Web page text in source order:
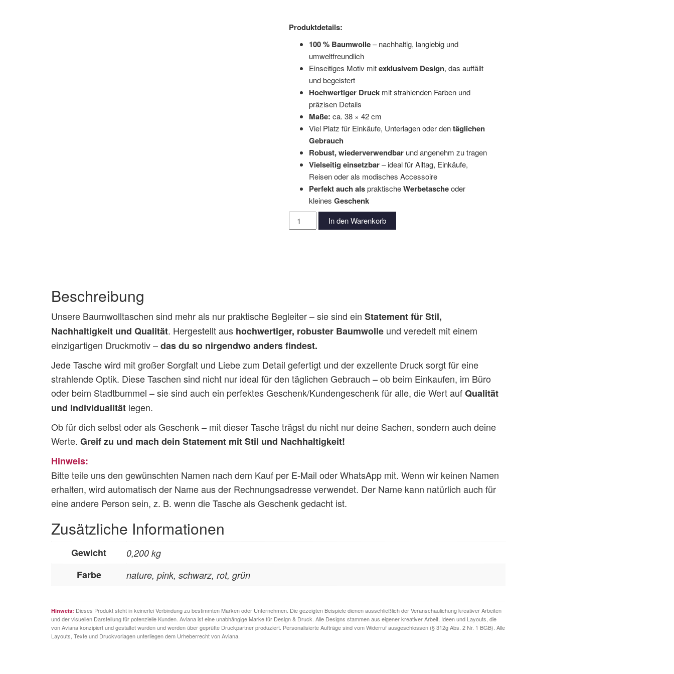
Produktdetails:
100 % Baumwolle– nachhaltig, langlebig und
umweltfreundlich
Einseitiges Motiv mitexklusivem Design, das auffällt
und begeistert
Hochwertiger Druck mit strahlenden Farben und
präzisen Details
Maße: ca. 38 × 42 cm
Viel Platz für Einkäufe, Unterlagen oder dentäglichen
Gebrauch
Robust, wiederverwendbar und angenehm zu tragen
Vielseitig einsetzbar– ideal für Alltag, Einkäufe,
Reisen oder als modisches Accessoire
Perfektauch alspraktischeWerbetascheoder
kleinesGeschenk
Baumwolltasche
personalisiert
In den Warenkorb
Beschreibung
Unsere Baumwolltaschen sind mehr als nur praktische Begleiter – sie sind ein Statement für Stil,
Nachhaltigkeit und Qualität. Hergestellt aus hochwertiger, robuster Baumwolle und veredelt mit einem
einzigartigen Druckmotiv –das du so nirgendwo anders findest.
Jede Tasche wird mit großer Sorgfalt und Liebe zum Detail gefertigt und der exzellente Druck sorgt für eine
strahlende Optik. Diese Taschen sind nicht nur ideal für den täglichen Gebrauch – ob beim Einkaufen, im Büro
oder beim Stadtbummel – sie sind auch ein perfektes Geschenk/Kundengeschenk für alle, die Wert aufQualität
und Individualität legen.
Ob für dich selbst oder als Geschenk – mit dieser Tasche trägst du nicht nur deine Sachen, sondern auch deine
Werte. Greif zu und mach dein Statement mit Stil und Nachhaltigkeit!
Hinweis:
Bitte teile uns den gewünschten Namen nach dem Kauf per E-Mail oder WhatsApp mit. Wenn wir keinen Namen
erhalten, wird automatisch der Name aus der Rechnungsadresse verwendet. Der Name kann natürlich auch für
eine andere Person sein, z. B. wenn die Tasche als Geschenk gedacht ist.
Zusätzliche Informationen
Gewicht 0,200 kg
Farbe nature, pink, schwarz, rot, grün
Hinweis: Dieses Produkt steht in keinerlei Verbindung zu bestimmten Marken oder Unternehmen. Die gezeigten Beispiele dienen ausschließlich der Veranschaulichung kreativer Arbeiten
und der visuellen Darstellung für potenzielle Kunden. Aviana ist eine unabhängige Marke für Design & Druck. Alle Designs stammen aus eigener kreativer Arbeit, Ideen und Layouts, die
von Aviana konzipiert und gestaltet wurden und werden über geprüfte Druckpartner produziert. Personalisierte Aufträge sind vom Widerruf ausgeschlossen (§ 312g Abs. 2 Nr. 1 BGB). Alle
Layouts, Texte und Druckvorlagen unterliegen dem Urheberrecht von Aviana.